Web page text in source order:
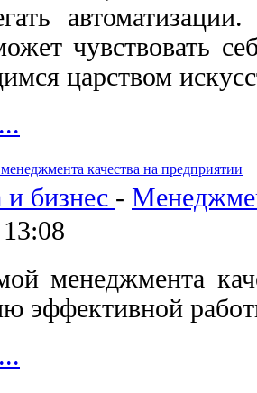
чувствовать
царством
качества на предприятии
бизнес -
менеджмента
эффективной